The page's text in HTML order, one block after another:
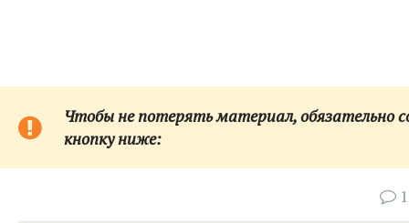
Чтобы не потерять материал, обязательно
кнопку ниже:
1